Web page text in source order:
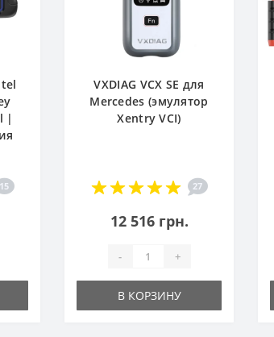
|
15
VXDIAG VCX SE для
Mercedes (эмулятор
Xentry VCI)
27
12 516 грн.
- +
В КОРЗИНУ